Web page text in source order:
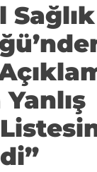
Sağlık